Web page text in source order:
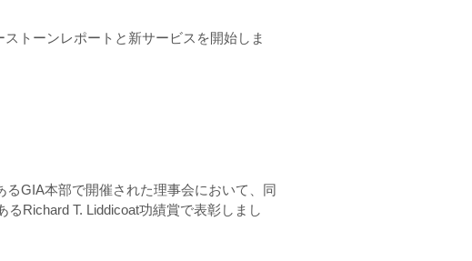
トーンレポートと新サービスを開始しま
GIA本部で開催された理事会において、同
Richard T. Liddicoat功績賞で表彰しまし